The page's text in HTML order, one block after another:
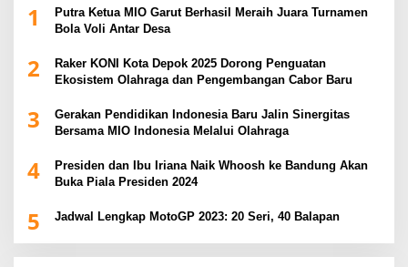
1
Putra Ketua MIO Garut Berhasil Meraih Juara Turnamen
Bola Voli Antar Desa
2
Raker KONI Kota Depok 2025 Dorong Penguatan
Ekosistem Olahraga dan Pengembangan Cabor Baru
3
Gerakan Pendidikan Indonesia Baru Jalin Sinergitas
Bersama MIO Indonesia Melalui Olahraga
4
Presiden dan Ibu Iriana Naik Whoosh ke Bandung Akan
Buka Piala Presiden 2024
5 Jadwal Lengkap MotoGP 2023: 20 Seri, 40 Balapan